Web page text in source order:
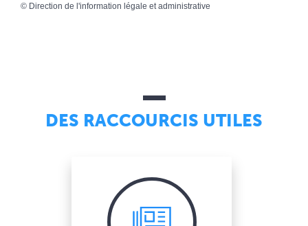
© Direction de l'information légale et administrative
DES RACCOURCIS UTILES